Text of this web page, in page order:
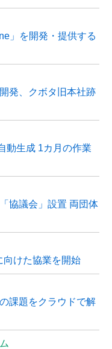
」を開発・提供する
発、クボタ旧本社跡
動生成 1カ月の作業
協議会」設置 両団体
向けた協業を開始
課題をクラウドで解